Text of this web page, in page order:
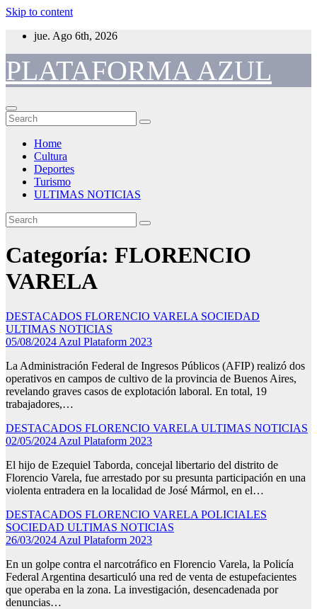
Skip to content
jue. Ago 6th, 2026
PLATAFORMA AZUL
Home
Cultura
Deportes
Turismo
ULTIMAS NOTICIAS
Categoría: FLORENCIO
VARELA
DESTACADOS FLORENCIO VARELA SOCIEDAD
ULTIMAS NOTICIAS
05/08/2024 Azul Plataform 2023
La Administración Federal de Ingresos Públicos (AFIP) realizó dos
operativos en campos de cultivo de la provincia de Buenos Aires,
revelando graves casos de explotación laboral. En total, 19
trabajadores,…
DESTACADOS FLORENCIO VARELA ULTIMAS NOTICIAS
02/05/2024 Azul Plataform 2023
El hijo de Ezequiel Taborda, concejal libertario del distrito de
Florencio Varela, fue arrestado por su presunta participación en una
violenta entradera en la localidad de José Mármol, en el…
DESTACADOS FLORENCIO VARELA POLICIALES
SOCIEDAD ULTIMAS NOTICIAS
26/03/2024 Azul Plataform 2023
En un golpe contra el narcotráfico en Florencio Varela, la Policía
Federal Argentina desarticuló una red de venta de estupefacientes
que operaba en la zona. La investigación, desencadenada por
denuncias…